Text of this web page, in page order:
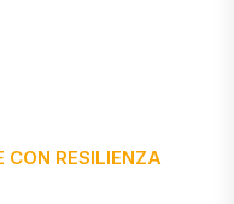
CON RESILIENZA